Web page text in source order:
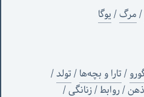
/مرگ/یوگا
/تارا و بچه‌ها/تولد/
ذهن/روابط/زنانگی/